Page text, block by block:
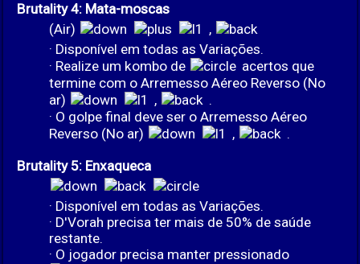
Brutality 4: Mata-moscas
(Air)
,
· Disponível em todas as Variações.
· Realize um kombo de
acertos que
termine com o Arremesso Aéreo Reverso (No
ar)
,
.
· O golpe final deve ser o Arremesso Aéreo
Reverso (No ar)
,
.
Brutality 5: Enxaqueca
· Disponível em todas as Variações.
· D'Vorah precisa ter mais de 50% de saúde
restante.
· O jogador precisa manter pressionado